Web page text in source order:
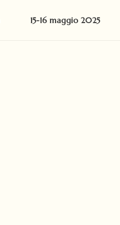
15-16 maggio 2025